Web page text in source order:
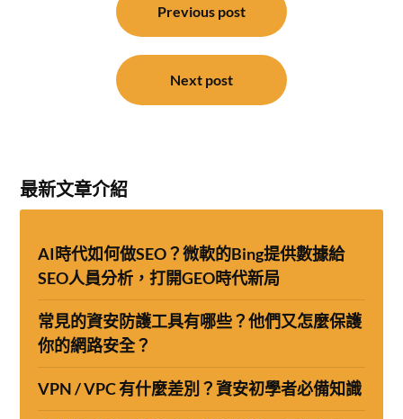
Previous post
Next post
最新文章介紹
AI時代如何做SEO？微軟的Bing提供數據給
SEO人員分析，打開GEO時代新局
常見的資安防護工具有哪些？他們又怎麼保護
你的網路安全？
VPN / VPC 有什麼差別？資安初學者必備知識